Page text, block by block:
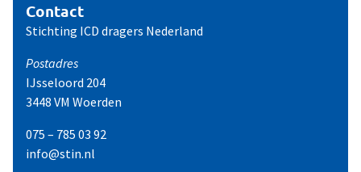
Contact
Stichting ICD dragers Nederland
Postadres
IJsseloord 204
3448 VM Woerden
075 – 785 03 92
info@stin.nl